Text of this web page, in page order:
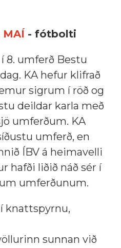
MAÍ - fótbolti
8. umferð Bestu
KA hefur klifrað
sigrum í röð og
deildar karla með
umferðum. KA
umferð, en
ÍBV á heimavelli
hafði liðið náð sér í
umferðunum.
knattspyrnu,
sunnan við